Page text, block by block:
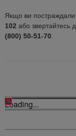
Якщо ви постраждали
102 або звертайтесь
(800) 50-51-70
Loading...